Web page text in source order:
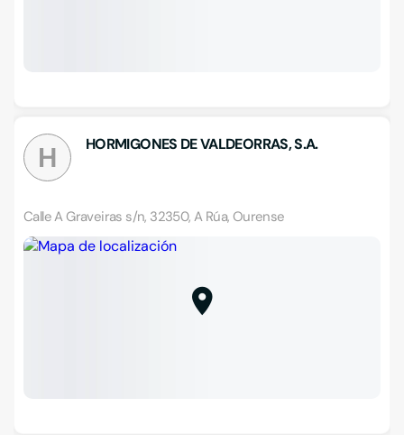
H HORMIGONES DE VALDEORRAS, S.A.
Calle A Graveiras s/n, 32350, A Rúa, Ourense